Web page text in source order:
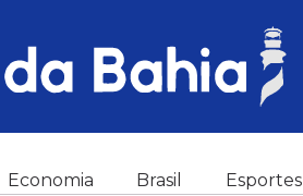
Economia Brasil Esportes